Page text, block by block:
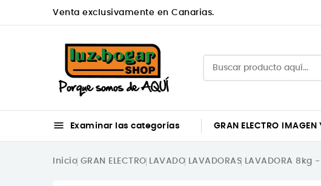
Venta exclusivamente en Canarias.
 Examinar las categorías GRAN ELECTRO IMAGEN
Inicio GRAN ELECTRO LAVADO LAVADORAS LAVADORA 8kg